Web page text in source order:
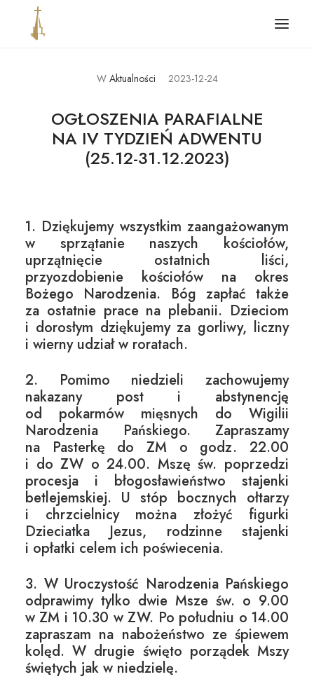
Główna
Aktualności
Parafia
Ogłoszenia i intencje
W Aktualności 2023-12-24
OGŁOSZENIA PARAFIALNE
NA IV TYDZIEŃ ADWENTU
(25.12-31.12.2023)
1. Dziękujemy wszystkim zaangażowanym
w sprzątanie naszych kościołów,
uprzątnięcie ostatnich liści,
przyozdobienie kościołów na okres
Bożego Narodzenia. Bóg zapłać także
za ostatnie prace na plebanii. Dzieciom
i dorosłym dziękujemy za gorliwy, liczny
i wierny udział w roratach.
2. Pomimo niedzieli zachowujemy
nakazany post i abstynencję
od pokarmów mięsnych do Wigilii
Narodzenia Pańskiego. Zapraszamy
na Pasterkę do ZM o godz. 22.00
i do ZW o 24.00. Mszę św. poprzedzi
procesja i błogosławieństwo stajenki
betlejemskiej. U stóp bocznych ołtarzy
i chrzcielnicy można złożyć figurki
Dzieciatka Jezus, rodzinne stajenki
i opłatki celem ich poświecenia.
3. W Uroczystość Narodzenia Pańskiego
odprawimy tylko dwie Msze św. o 9.00
w ZM i 10.30 w ZW. Po południu o 14.00
zapraszam na nabożeństwo ze śpiewem
kolęd. W drugie święto porządek Mszy
świętych jak w niedzielę.